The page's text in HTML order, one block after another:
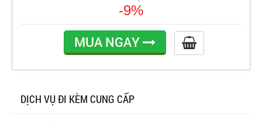
-9%
MUA NGAY
DỊCH VỤ ĐI KÈM CUNG CẤP